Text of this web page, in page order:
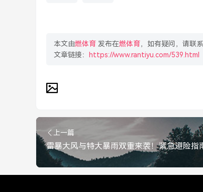
本文由燃体育 发布在燃体育，如有疑问，请联系
文章链接：
https://www.rantiyu.com/539.html
上一篇